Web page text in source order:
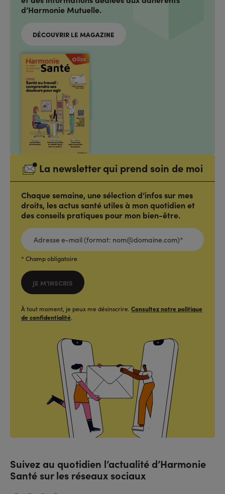
d’Harmonie Mutuelle.
DÉCOUVRIR LE MAGAZINE
La newsletter qui prend soin de moi
Chaque semaine, une sélection d’infos sur mes
droits, les actus santé utiles à mon quotidien et
des conseils pratiques pour mon bien-être.
ADRESSE
E-
MAIL
(FORMAT:
NOM@DOMAINE.COM)*
* Champ obligatoire
JE M'INSCRIS
À tout moment, je peux me désinscrire. Consultez notre politique
de confidentialité.
Suivez au quotidien l’actualité d’Harmonie
Santé sur les réseaux sociaux